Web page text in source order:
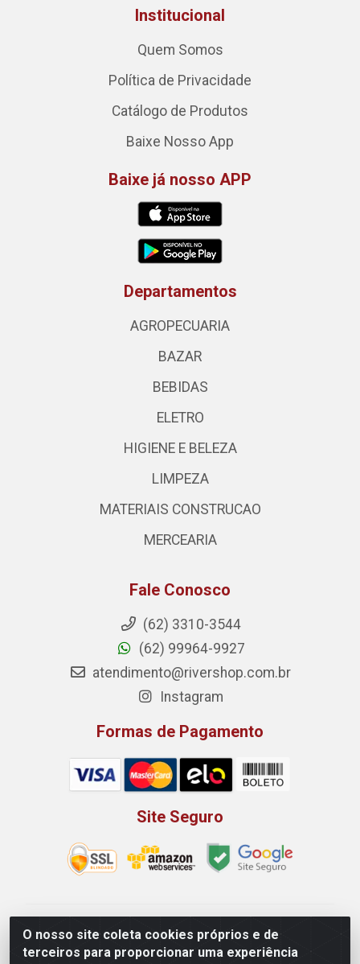
O nosso site coleta cookies próprios e de
terceiros para proporcionar uma experiência
Institucional
Quem Somos
Política de Privacidade
Catálogo de Produtos
Baixe Nosso App
Baixe já nosso APP
Departamentos
AGROPECUARIA
BAZAR
BEBIDAS
ELETRO
HIGIENE E BELEZA
LIMPEZA
MATERIAIS CONSTRUCAO
MERCEARIA
Fale Conosco
(62) 3310-3544
(62) 99964-9927
atendimento@rivershop.com.br
Instagram
Formas de Pagamento
Site Seguro
Rio Vermelho Distribuição de Alimentos LTDA - Rodovia
BR, 153, KM 52 N 00 QD 00 LT 16 - Bairro Jardim